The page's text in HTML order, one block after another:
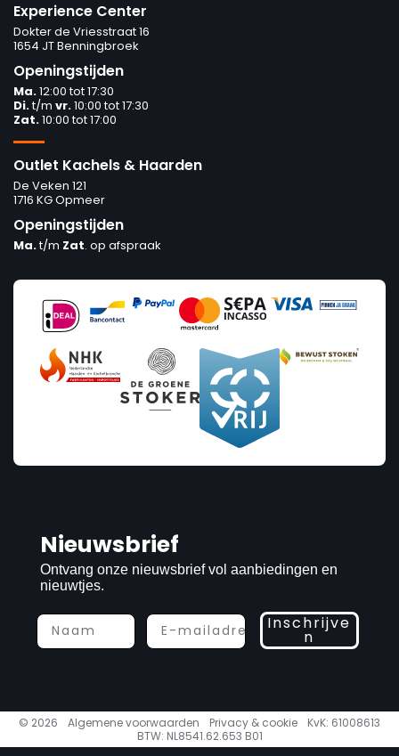
Experience Center
Dokter de Vriesstraat 16
1654 JT Benningbroek
Openingstijden
Ma.12:00 tot 17:30
Di.t/m vr.10:00 tot 17:30
Zat.10:00 tot 17:00
Outlet Kachels & Haarden
De Veken 121
1716 KG Opmeer
Openingstijden
Ma.t/m Zat. op afspraak
Nieuwsbrief
Ontvang onze nieuwsbrief vol aanbiedingen en
nieuwtjes.
Inschrijve
n
© 2026 Algemene voorwaarden Privacy & cookie
KvK: 61008613
BTW: NL8541.62.653 B01